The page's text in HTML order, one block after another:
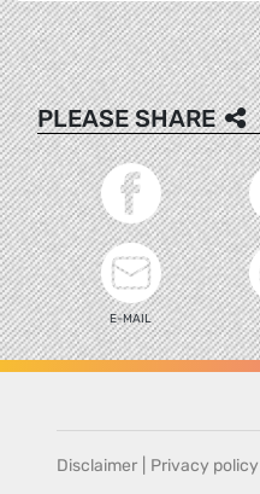
PLEASE SHARE
E-MAIL
Disclaimer Privacy policy